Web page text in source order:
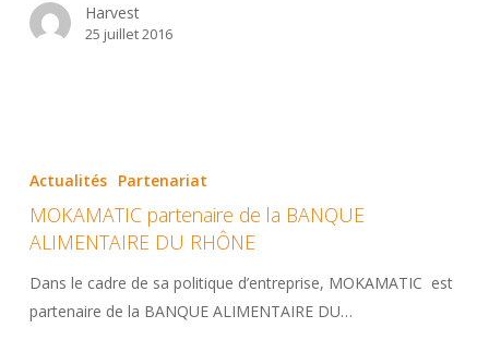
Harvest
25 juillet 2016
partenaire
la
BANQUE
ALIMENTAIRE
DU
Actualités Partenariat
MOKAMATIC partenaire de la BANQUE
ALIMENTAIRE DU RHÔNE
Dans le cadre de sa politique d’entreprise, MOKAMATIC est
partenaire de la BANQUE ALIMENTAIRE DU…